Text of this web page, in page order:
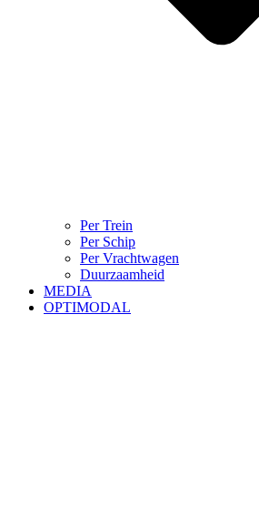
Per Trein
Per Schip
Per Vrachtwagen
Duurzaamheid
MEDIA
OPTIMODAL